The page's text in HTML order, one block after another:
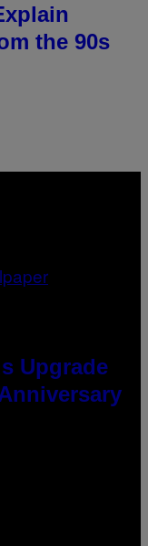
the 90s
Upgrade